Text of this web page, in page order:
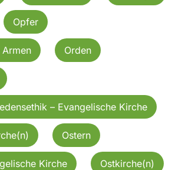
Opfer
Orden
– Evangelische Kirche
Ostern
Kirche Ostkirche(n)